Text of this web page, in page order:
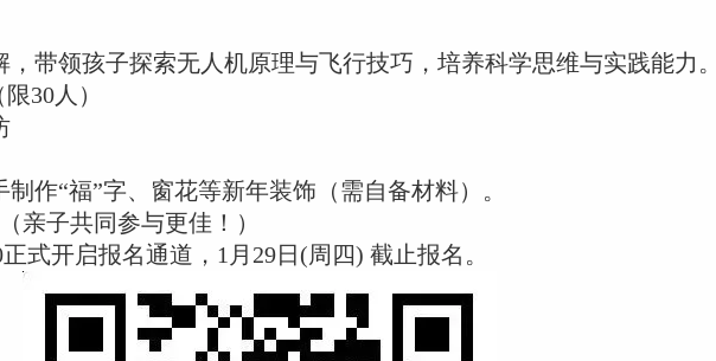
带领孩子探索无人机原理与飞行技巧，培养科学思维与实践能力。
30人）
作“福”字、窗花等新年装饰（需自备材料）。
亲子共同参与更佳！）
式开启报名通道，1月29日(周四) 截止报名。